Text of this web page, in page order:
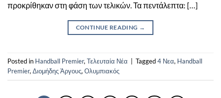
προκρίθηκαν στη φάση των τελικών. Τα πεντάλεπτα: […]
CONTINUE READING →
Posted in Handball Premier,Τελευταία Νέα Tagged4 Νεα, Handball
Premier,Διομήδης Άργους,Ολυμπιακός